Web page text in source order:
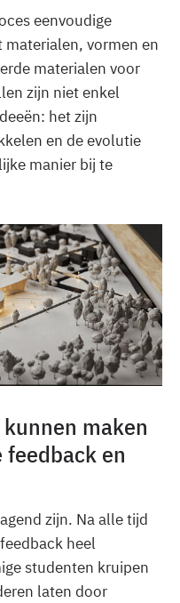
eenvoudige
vormen en
materialen voor
zijn niet enkel
het zijn
en de evolutie
manier bij te
maken
en
zijn. Na alle tijd
heel
studenten kruipen
laten door